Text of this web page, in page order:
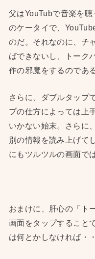
父はYouTubで音楽を
のケータイで、
のだ。それなのに、チ
ばできないし、トーク
作の邪魔をするのである
さらに、ダブルタップ
プの仕方によっては上
いかない始末。さらに
別の情報を読み上げて
にもツルツルの画面で
おまけに、肝心の「ト
画面をタップすること
は何とかしなければ・